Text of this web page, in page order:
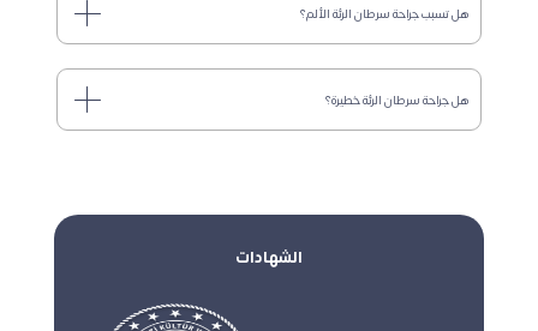
هل تسبب جراحة سرطان الرئة الألم؟
هل جراحة سرطان الرئة خطيرة؟
الشهادات